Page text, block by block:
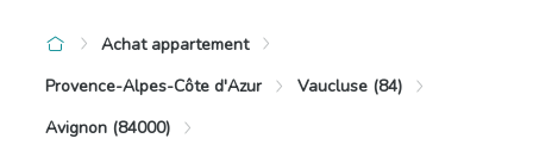
Achat appartement
Provence-Alpes-Côte d'Azur
Vaucluse (84)
Avignon (84000)